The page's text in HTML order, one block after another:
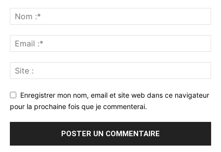
Enregistrer mon nom, email et site web dans ce navigateur
pour la prochaine fois que je commenterai.